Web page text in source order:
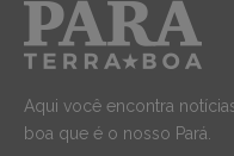
Aqui você encontra
boa que é o nosso Pará.